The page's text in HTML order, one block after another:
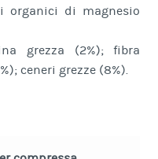
organici di magnesio
grezza (2%); fibra
ceneri grezze (8%).